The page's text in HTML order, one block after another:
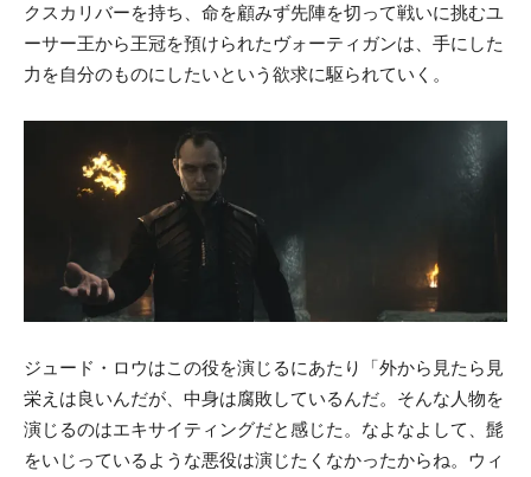
クスカリバーを持ち、命を顧みず先陣を切って戦いに挑むユ
ーサー王から王冠を預けられたヴォーティガンは、手にした
力を自分のものにしたいという欲求に駆られていく。
ジュード・ロウはこの役を演じるにあたり「外から見たら見
栄えは良いんだが、中身は腐敗しているんだ。そんな人物を
演じるのはエキサイティングだと感じた。なよなよして、髭
をいじっているような悪役は演じたくなかったからね。ウィ